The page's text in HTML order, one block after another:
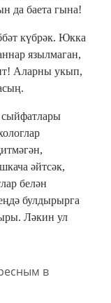
да баета гына!
күбрәк. Юкка
язылмаган,
Аларны укып,
әйтсәк,
белән
булдырырга
Ләкин ул
в